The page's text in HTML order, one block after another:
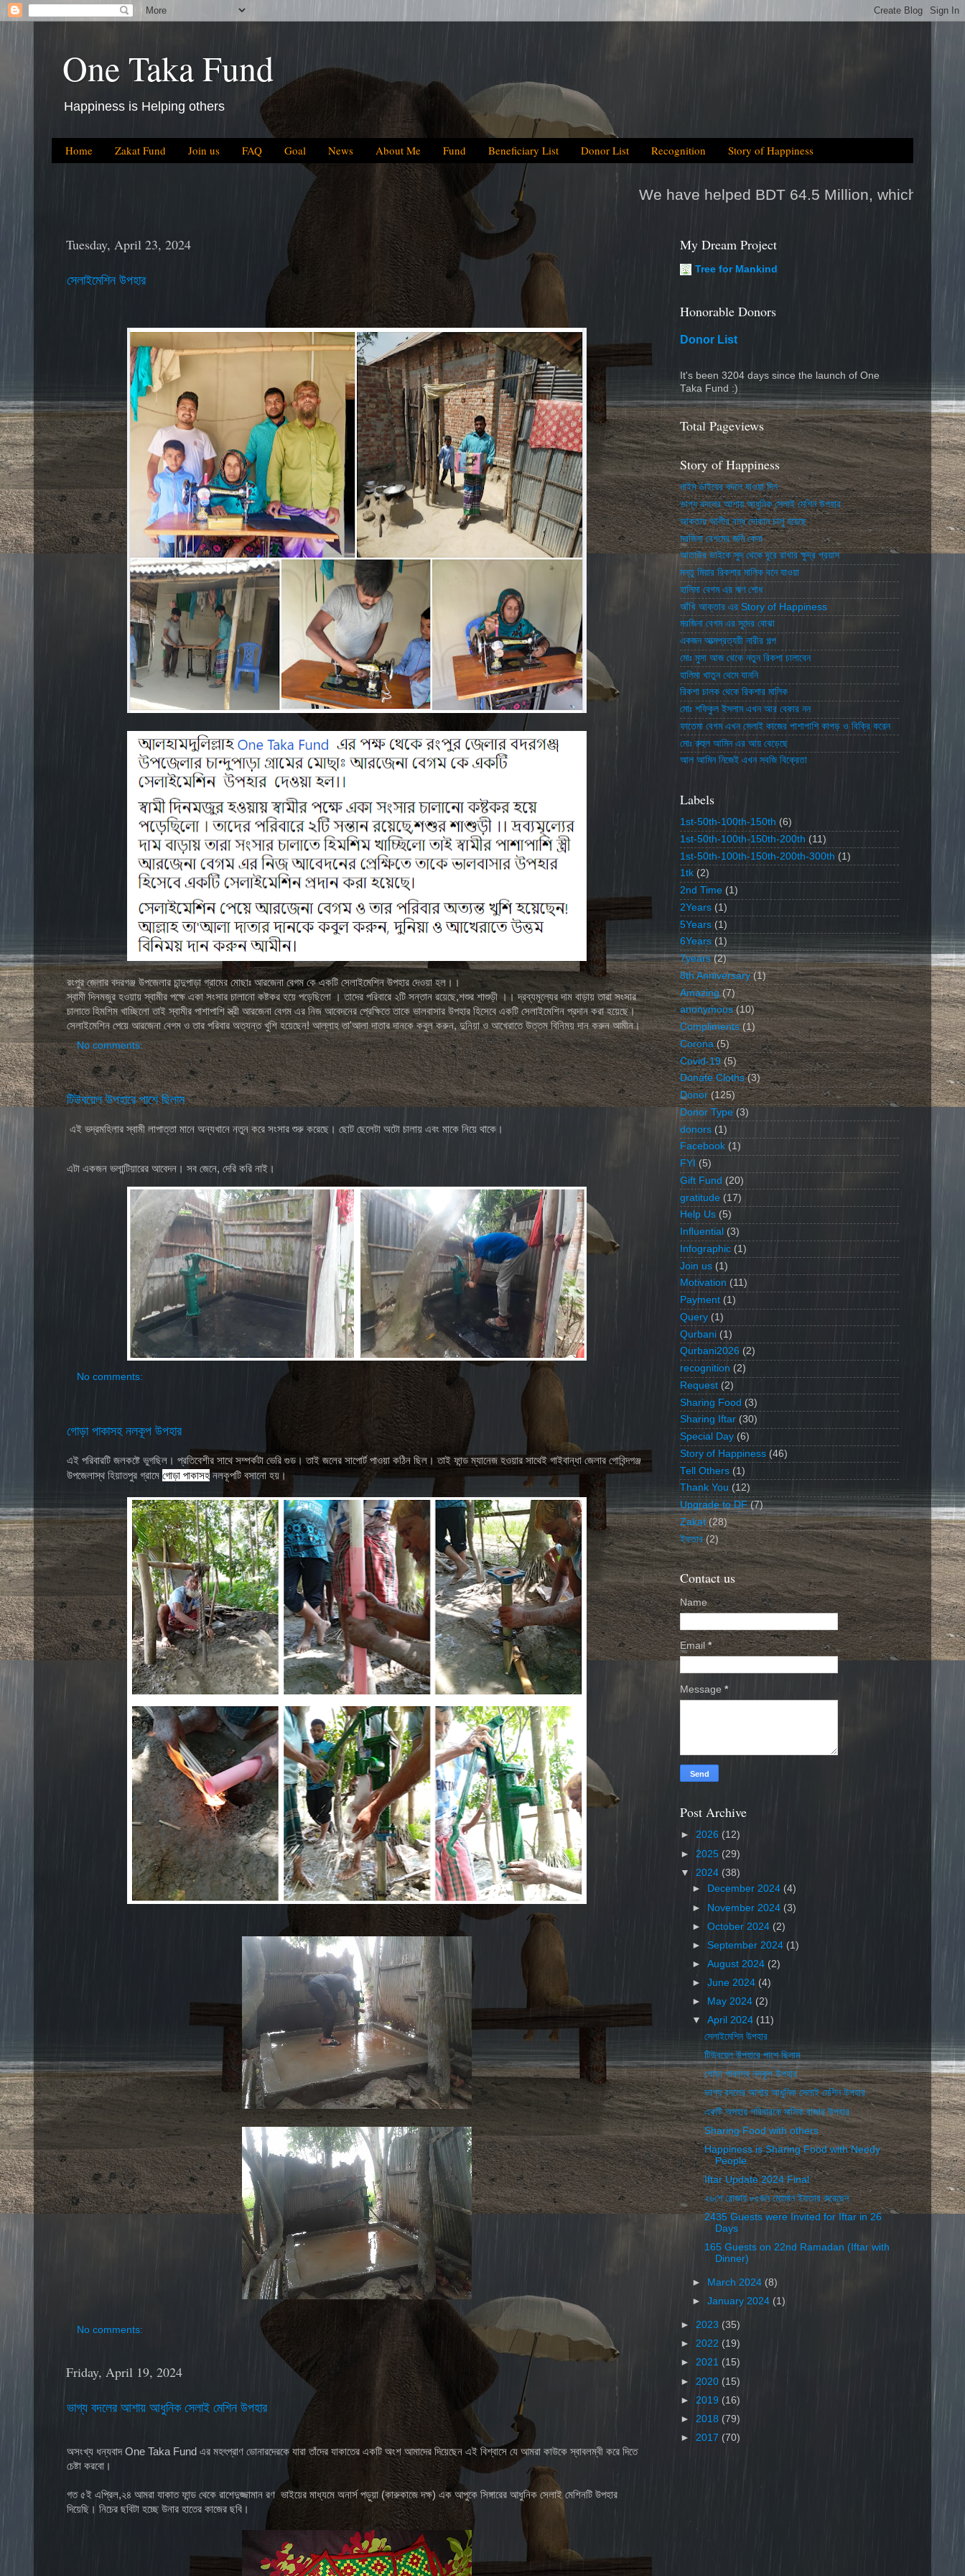
One Taka Fund
Happiness is Helping others
Home Zakat Fund Join us FAQ Goal News About Me Fund Beneficiary List Donor List Recognition Story of Happiness
We have helped BDT 64.5 Million, which is equal to 2025tk help/day
Tuesday, April 23, 2024
সেলাইমেশিন উপহার
রংপুর জেলার বদরগঞ্জ উপজেলার চান্দুপাড়া গ্রামের মোছাঃ আরজেনা বেগম কে একটি সেলাইমেশিন উপহার দেওয়া হল।।
স্বামী দিনমজুর হওয়ায় স্বামীর পক্ষে একা সংসার চালানো কষ্টকর হয়ে পড়েছিলো । তাদের পরিবারে ২টি সন্তান রয়েছে,শশুর শাশুড়ী ।। দ্রব্যমূল্যের দাম বাড়ায় তারা সংসার
চালাতে হিমশিম খাচ্ছিলো তাই স্বামীর পাশাপাশি স্ত্রী আরজেনা বেগম এর নিজ আবেদনের প্রেক্ষিতে তাকে ভালবাসার উপহার হিসেবে একটি সেলাইমেশিন প্রদান করা হয়েছে।
সেলাইমেশিন পেয়ে আরজেনা বেগম ও তার পরিবার অত্যন্ত খুশি হয়েছেন! আল্লাহ তা'আলা দাতার দানকে কবুল করুন, দুনিয়া ও আখেরাতে উত্তম বিনিময় দান করুন আমীন।
No comments:
টিউবয়েল উপহারে পাশে ছিলাম
এই ভদ্রমহিলার স্বামী লাপাত্তা মানে অন্যখানে নতুন করে সংসার শুরু করেছে। ছোট ছেলেটা অটো চালায় এবং মাকে নিয়ে থাকে।
এটা একজন ভলান্টিয়ারের আবেদন। সব জেনে, দেরি করি নাই।
No comments:
গোড়া পাকাসহ নলকূপ উপহার
এই পরিবারটি জলকষ্টে ভুগছিল। প্রতিবেশীর সাথে সম্পর্কটা ভেরি গুড। তাই জলের সাপোর্ট পাওয়া কঠিন ছিল। তাই ফান্ড ম্যানেজ হওয়ার সাথেই গাইবান্ধা জেলার গোবিন্দগঞ্জ
উপজেলাস্থ হিয়াতপুর গ্রামে গোড়া পাকাসহনলকূপটি বসানো হয়।
No comments:
Friday, April 19, 2024
ভাগ্য বদলের আশায় আধুনিক সেলাই মেশিন উপহার
অসংখ্য ধন্যবাদ One Taka Fund এর মহৎপ্রাণ ডোনারদেরকে যারা তাঁদের যাকাতের একটি অংশ আমাদের দিয়েছেন এই বিশ্বাসে যে আমরা কাউকে স্বাবলম্বী করে দিতে
চেষ্টা করবো।
গত ৫ই এপ্রিল,২৪ আমরা যাকাত ফান্ড থেকে রাশেদুজ্জামান রণ ভাইয়ের মাধ্যমে অনার্স পড়ুয়া (কারুকাজে দক্ষ) এক আপুকে সিঙ্গারের আধুনিক সেলাই মেশিনটি উপহার
দিয়েছি। নিচের ছবিটা হচ্ছে উনার হাতের কাজের ছবি।
My Dream Project
Tree for Mankind
Honorable Donors
Donor List
It's been 3204 days since the launch of One
Taka Fund :)
Total Pageviews
Story of Happiness
নাইম ভাইয়ের বদলে যাওয়া দিন
ভাগ্য বদলের আশায় আধুনিক সেলাই মেশিন উপহার
আকতার আলীর বন্ধ দোকান চালু হয়েছে
মরজিনা বেগমের জমি কেনা
আতাউর ভাইকে সুদ থেকে দূরে রাখার ক্ষুদ্র প্রয়াস
মন্তু মিয়ার রিকশার মালিক বনে যাওয়া
হালিমা বেগম এর ঋণ শোধ
আঁখি আক্তার এর Story of Happiness
মরজিনা বেগম এর সুদের বোঝা
একজন আত্মপ্রত্যয়ী নারীর গল্প
মোঃ মুসা আজ থেকে নতুন রিকশা চালাবেন
হালিমা খাতুন থেমে যাননি
রিকশা চালক থেকে রিকশার মালিক
মোঃ শফিকুল ইসলাম এখন আর বেকার নন
ফাতেমা বেগম এখন সেলাই কাজের পাশাপাশি কাপড় ও বিক্রি করেন
মোঃ রুহুল আমিন এর আয় বেড়েছে
আল আমিন নিজেই এখন সবজি বিক্রেতা
Labels
1st-50th-100th-150th (6)
1st-50th-100th-150th-200th (11)
1st-50th-100th-150th-200th-300th (1)
1tk (2)
2nd Time (1)
2Years (1)
5Years (1)
6Years (1)
7years (2)
8th Anniversary (1)
Amazing (7)
anonymous (10)
Compliments (1)
Corona (5)
Covid-19 (5)
Donate Cloths (3)
Donor (125)
Donor Type (3)
donors (1)
Facebook (1)
FYI (5)
Gift Fund (20)
gratitude (17)
Help Us (5)
Influential (3)
Infographic (1)
Join us (1)
Motivation (11)
Payment (1)
Query (1)
Qurbani (1)
Qurbani2026 (2)
recognition (2)
Request (2)
Sharing Food (3)
Sharing Iftar (30)
Special Day (6)
Story of Happiness (46)
Tell Others (1)
Thank You (12)
Upgrade to DF (7)
Zakat (28)
ইফতার (2)
Contact us
Name
Email*
Message *
Post Archive
► 2026 (12)
► 2025 (29)
▼ 2024 (38)
►
December 2024 (4)
► November 2024 (3)
►October 2024 (2)
► September 2024 (1)
►August 2024 (2)
►June 2024 (4)
►
May 2024 (2)
▼April 2024 (11)
সেলাইমেশিন উপহার
টিউবয়েল উপহারে পাশে ছিলাম
গোড়া পাকাসহ নলকূপ উপহার
ভাগ্য বদলের আশায় আধুনিক সেলাই মেশিন উপহার
একটি অসহায় পরিবারকে মাসিক বাজার উপহার
Sharing Food with others
Happiness is Sharing Food with Needy
People
Iftar Update 2024 Final
২৬শে রোজায় ৮৫জন মেহমান ইফতার করেছেন
2435 Guests were Invited for Iftar in 26
Days
165 Guests on 22nd Ramadan (Iftar with
Dinner)
► March 2024 (8)
►January 2024 (1)
► 2023 (35)
► 2022 (19)
► 2021 (15)
► 2020 (15)
► 2019 (16)
► 2018 (79)
► 2017 (70)